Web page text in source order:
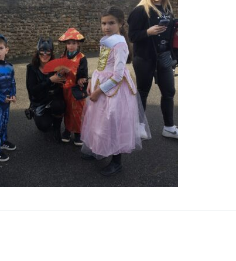
G
_
2
0
2
6
0
2
0
_